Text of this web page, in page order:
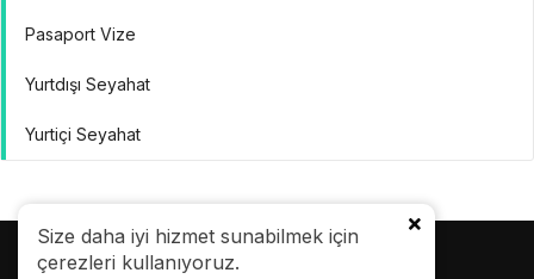
Size daha iyi hizmet sunabilmek için
çerezleri kullanıyoruz.
Pasaport Vize
Yurtdışı Seyahat
Yurtiçi Seyahat